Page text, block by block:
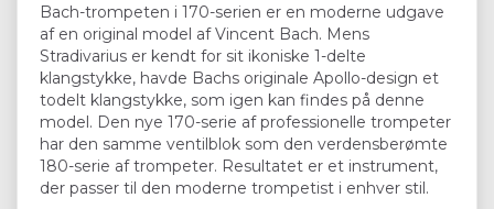
Bach-trompeten i 170-serien er en moderne udgave
af en original model af Vincent Bach. Mens
Stradivarius er kendt for sit ikoniske 1-delte
klangstykke, havde Bachs originale Apollo-design et
todelt klangstykke, som igen kan findes på denne
model. Den nye 170-serie af professionelle trompeter
har den samme ventilblok som den verdensberømte
180-serie af trompeter. Resultatet er et instrument,
der passer til den moderne trompetist i enhver stil.